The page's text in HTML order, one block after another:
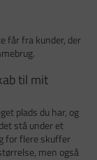
får fra kunder, der
til mit
plads du har, og
stå under et
for flere skuffer
men også